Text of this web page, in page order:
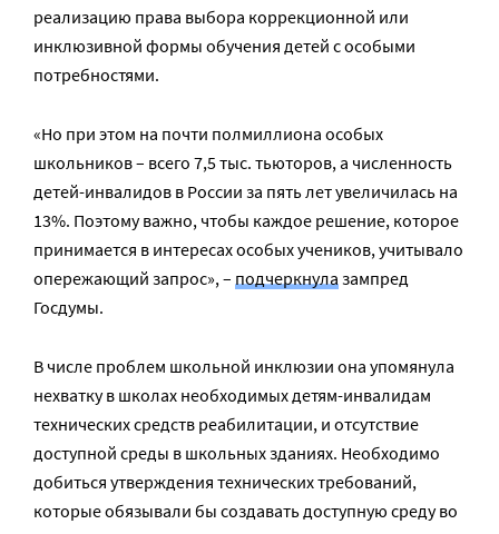
реализацию права выбора коррекционной или
инклюзивной формы обучения детей с особыми
потребностями.
«Но при этом на почти полмиллиона особых
школьников – всего 7,5 тыс. тьюторов, а численность
детей-инвалидов в России за пять лет увеличилась на
13%. Поэтому важно, чтобы каждое решение, которое
принимается в интересах особых учеников, учитывало
опережающий запрос», – подчеркнулазампред
Госдумы.
В числе проблем школьной инклюзии она упомянула
нехватку в школах необходимых детям-инвалидам
технических средств реабилитации, и отсутствие
доступной среды в школьных зданиях. Необходимо
добиться утверждения технических требований,
которые обязывали бы создавать доступную среду во